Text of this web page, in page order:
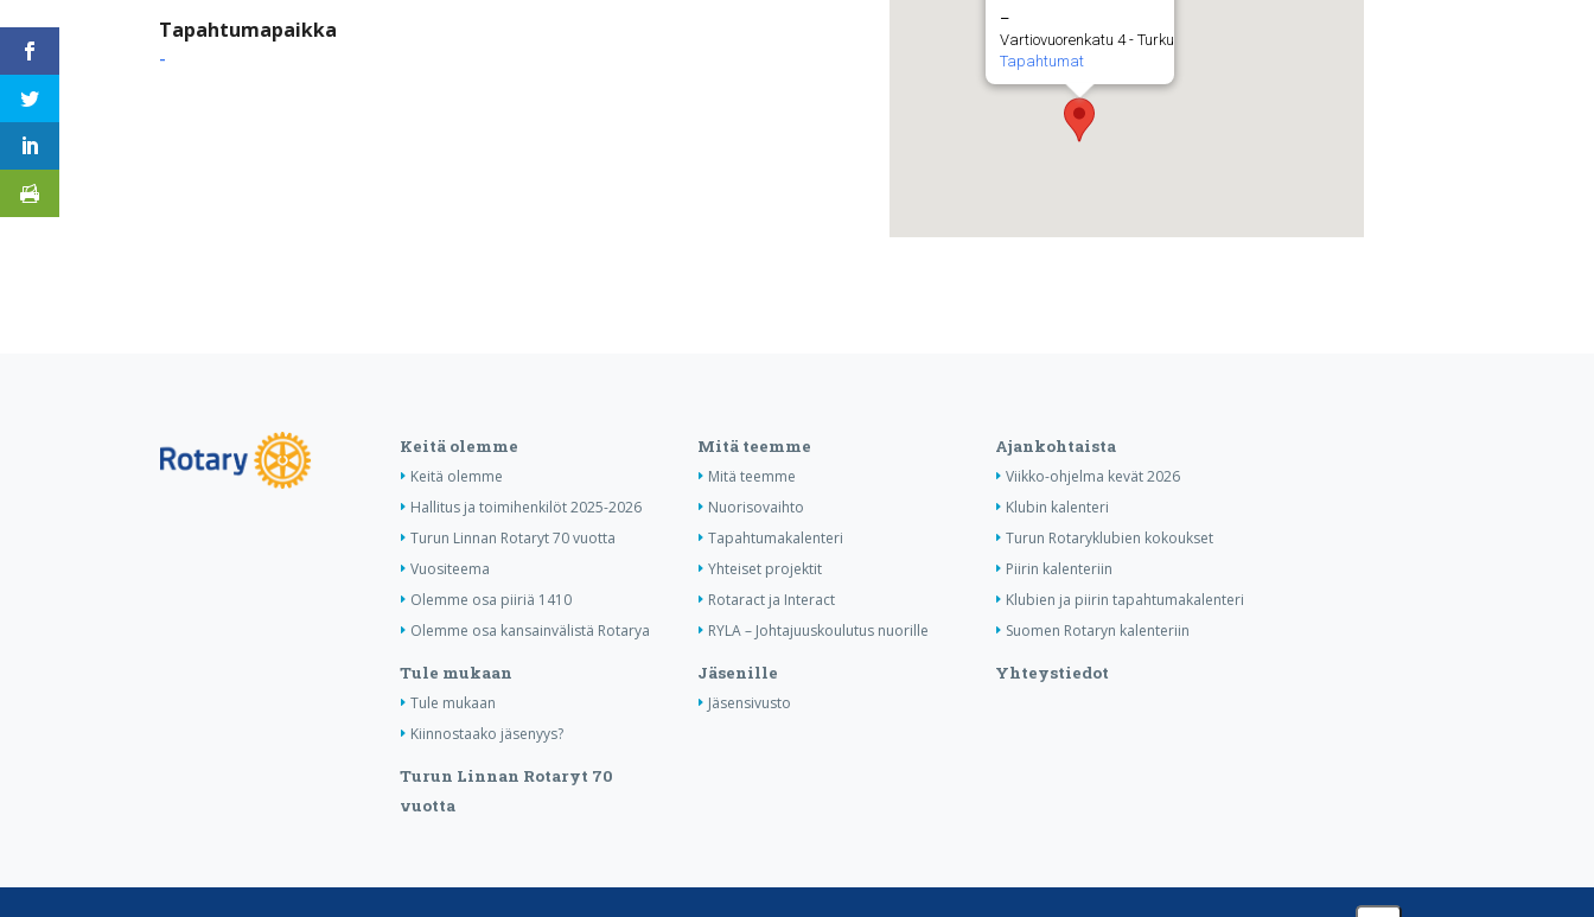
–
Vartiovuorenkatu 4 - Turku
Tapahtumat
Tapahtumapaikka
-
Keitä olemme
Keitä olemme
Hallitus ja toimihenkilöt 2025-2026
Turun Linnan Rotaryt 70 vuotta
Vuositeema
Olemme osa piiriä 1410
Olemme osa kansainvälistä Rotarya
Mitä teemme
Mitä teemme
Nuorisovaihto
Tapahtumakalenteri
Yhteiset projektit
Rotaract ja Interact
RYLA – Johtajuuskoulutus nuorille
Ajankohtaista
Viikko-ohjelma kevät 2026
Klubin kalenteri
Turun Rotaryklubien kokoukset
Piirin kalenteriin
Klubien ja piirin tapahtumakalenteri
Suomen Rotaryn kalenteriin
Tule mukaan
Tule mukaan
Kiinnostaako jäsenyys?
Jäsenille
Jäsensivusto
Yhteystiedot
Turun Linnan Rotaryt 70
vuotta